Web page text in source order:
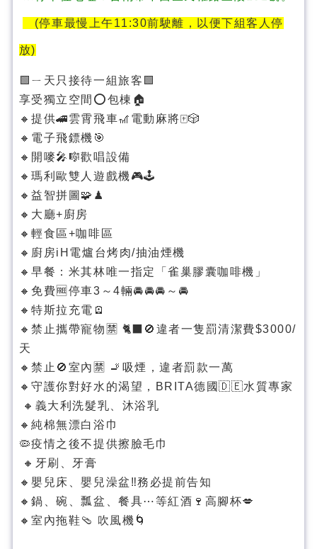
(停車最慢上午11:30前駛離，以便下組客人停
放)
🟩ㄧ天只接待一組旅客🟩
享受獨立空間⭕️包棟🏠
🔸提供🚄雲霄飛車🎢電動麻將🀄️🎲
🔸電子飛鏢機🎯
🔸開嘜🎤🎼歡唱設備
🔸瑪利歐雙人遊戲機🎮🕹
🔸益智拼圖🧩♟
🔸大廳+廚房
🔸輕食區+咖啡區
🔸廚房iH電爐台烤肉/抽油煙機
🔸早餐：米其林唯一指定「雀巢膠囊咖啡機」
🔸免費🆓停車3～4輛🚘🚘🚘～🚘
🔸特斯拉充電🪫
🔸禁止攜帶寵物🈲️ 🐈‍⬛🚫違者一隻罰清潔費$3000/
天
🔸禁止🚫室內🈲️ 🚬吸煙，違者罰款一萬
🔸守護你對好水的渴望，BRITA德國🇩🇪水質專家
🔸義大利洗髮乳、沐浴乳
🔸純棉無漂白浴巾
🦠疫情之後不提供擦臉毛巾
🔸牙刷、牙膏
🔸嬰兒床、嬰兒澡盆‼️務必提前告知
🔸鍋、碗、瓢盆、餐具⋯等紅酒🍷高腳杯💋
🔸室內拖鞋🩴 吹風機🌀